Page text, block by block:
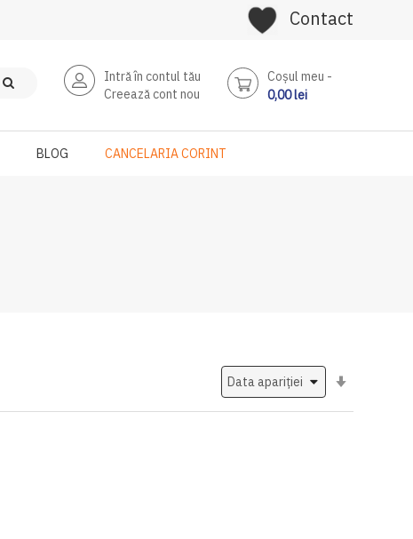
Contact
Intră în contul tău
Creează cont nou
Coşul meu
0,00 lei
BLOG CANCELARIA CORINT